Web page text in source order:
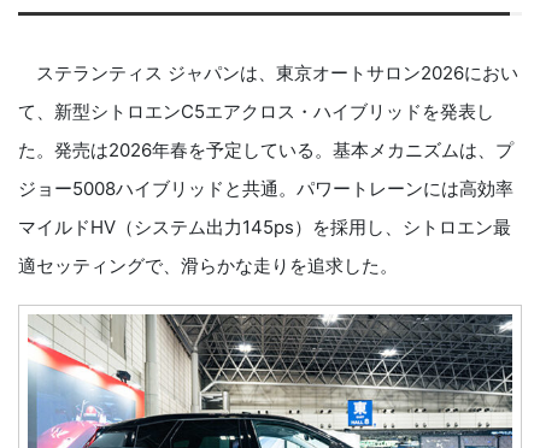
ステランティス ジャパンは、東京オートサロン2026におい
て、新型シトロエンC5エアクロス・ハイブリッドを発表し
た。発売は2026年春を予定している。基本メカニズムは、プ
ジョー5008ハイブリッドと共通。パワートレーンには高効率
マイルドHV（システム出力145ps）を採用し、シトロエン最
適セッティングで、滑らかな走りを追求した。